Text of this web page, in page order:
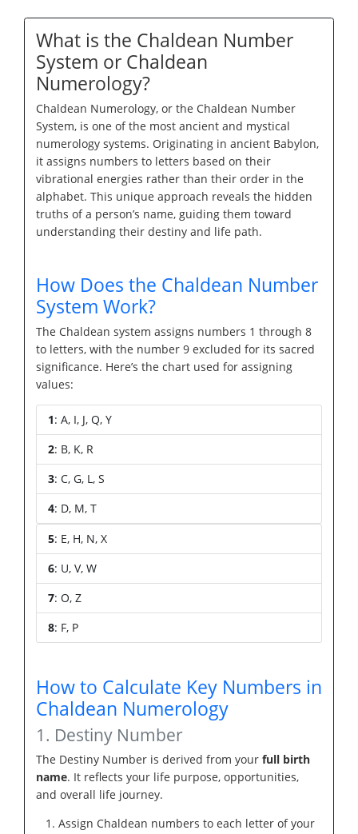
What is the Chaldean Number
System or Chaldean
Numerology?
Chaldean Numerology, or the Chaldean Number
System, is one of the most ancient and mystical
numerology systems. Originating in ancient Babylon,
it assigns numbers to letters based on their
vibrational energies rather than their order in the
alphabet. This unique approach reveals the hidden
truths of a person’s name, guiding them toward
understanding their destiny and life path.
How Does the Chaldean Number
System Work?
The Chaldean system assigns numbers 1 through 8
to letters, with the number 9 excluded for its sacred
significance. Here’s the chart used for assigning
values:
1: A, I, J, Q, Y
2: B, K, R
3: C, G, L, S
4: D, M, T
5: E, H, N, X
6: U, V, W
7: O, Z
8: F, P
How to Calculate Key Numbers in
Chaldean Numerology
1. Destiny Number
The Destiny Number is derived from your full birth
name. It reflects your life purpose, opportunities,
and overall life journey.
Assign Chaldean numbers to each letter of your